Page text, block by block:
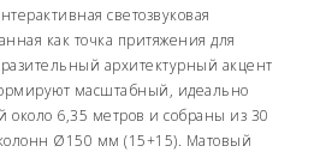
светозвуковая
как точка притяжения для
архитектурный акцент
масштабный, идеально
6,35 метров и собраны из 30
Ø150 мм (15+15). Матовый